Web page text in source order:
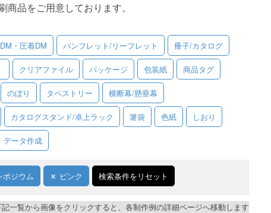
品をご用意しております。
・圧着DM パンフレット/リーフレット 冊子/カタログ
クリアファイル パッケージ 包装紙 商品タグ
のぼり タペストリー 横断幕/懸垂幕
カタログスタンド/卓上ラック 箸袋 色紙 しおり
データ作成
ポジウム ピンク 検索条件をリセット
一覧から画像をクリックすると、各制作例の詳細ページへ移動します